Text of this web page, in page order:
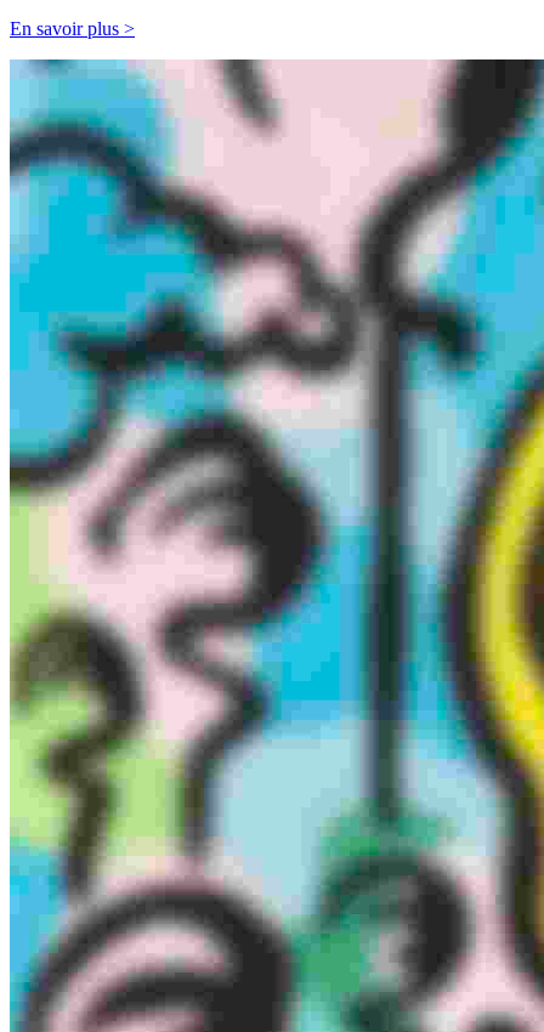
En savoir plus >